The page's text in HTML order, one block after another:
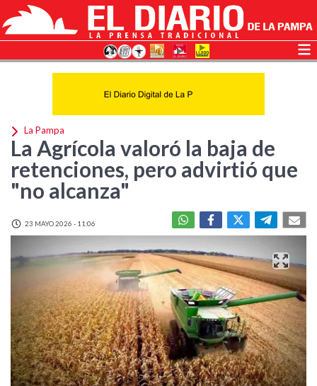
La Pampa
La Agrícola valoró la baja de
retenciones, pero advirtió que
"no alcanza"
23 MAYO 2026 - 11:06